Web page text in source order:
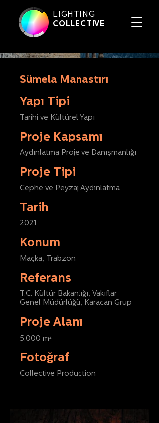
LIGHTING
COLLECTIVE
Sümela Manastırı
Yapı Tipi
Tarihi ve Kültürel Yapı
Proje Kapsamı
Aydınlatma Proje ve Danışmanlığı
Proje Tipi
Cephe ve Peyzaj Aydınlatma
Tarih
2021
Konum
Maçka, Trabzon
Referans
T.C. Kültür Bakanlığı, Vakıflar
Genel Müdürlüğü, Karacan Grup
Proje Alanı
5.000 m²
Fotoğraf
Collective Production